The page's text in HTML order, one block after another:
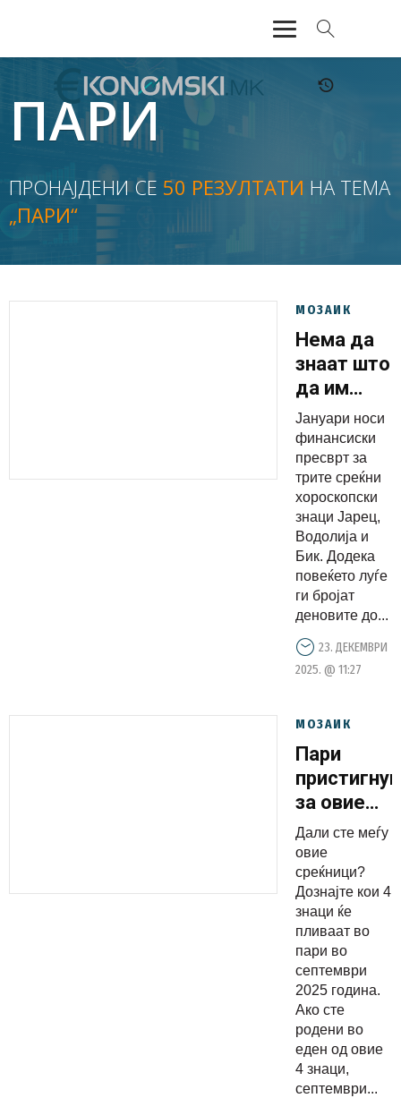
АКТУЕЛНО
ЕКОНОМИЈА
ФИНАНСИИ
БАНКАРСТВО
ЖИВОТ
ПАРИ
ПРОНАЈДЕНИ СЕ 50 РЕЗУЛТАТИ НА ТЕМА
„ПАРИ“
МОЗАИК
Нема да
знаат што
да им
прават на
парите:
ОВИЕ три
знаци ги
чека
богатство
во јануари
Јануари носи
финансиски
пресврт за
трите среќни
хороскопски
знаци Јарец,
Водолија и
Бик. Додека
повеќето луѓе
ги бројат
деновите до...
23. ДЕКЕМВРИ
2025. @ 11:27
МОЗАИК
Пари
за овие
знаци: Еве
кој ќе
добие
пари овој
септември
Дали сте меѓу
овие
среќници?
Дознајте кои 4
знаци ќе
пливаат во
пари во
септември
2025 година.
Ако сте
родени во
еден од овие
4 знаци,
септември...